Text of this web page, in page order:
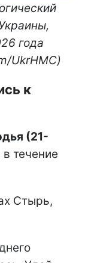
года
UkrHMC)
к
(21-
течение
Стырь,